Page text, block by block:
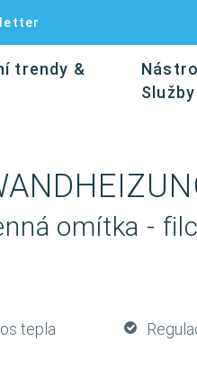
trendy &
Služby
omítka -
tepla